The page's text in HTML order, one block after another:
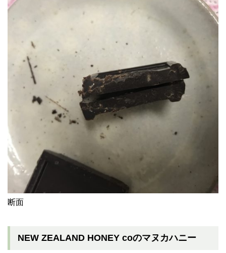
断面
NEW ZEALAND HONEY coのマヌカハニー